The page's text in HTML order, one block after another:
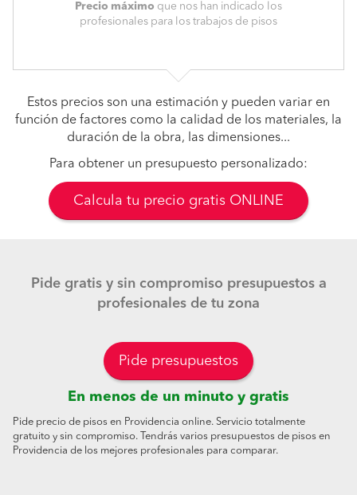
Precio máximo que nos han indicado los
profesionales para los trabajos de pisos
Estos precios son una estimación y pueden variar en
función de factores como la calidad de los materiales, la
duración de la obra, las dimensiones...
Para obtener un presupuesto personalizado:
Calcula tu precio gratis ONLINE
Pide gratis y sin compromiso presupuestos a
profesionales de tu zona
Pide presupuestos
En menos de un minuto y gratis
Pide precio de pisos en Providencia online. Servicio totalmente
gratuito y sin compromiso. Tendrás varios presupuestos de pisos en
Providencia de los mejores profesionales para comparar.